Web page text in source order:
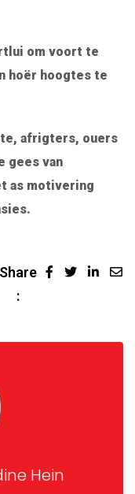
om voort te
hoër hoogtes te
afrigters, ouers
gees van
as motivering
Share
:
Hein